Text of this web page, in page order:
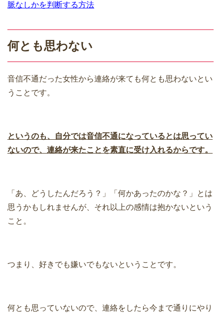
脈なしかを判断する方法
何とも思わない
音信不通だった女性から連絡が来ても何とも思わないとい
うことです。
というのも、自分では音信不通になっているとは思ってい
ないので、連絡が来たことを素直に受け入れるからです。
「あ、どうしたんだろう？」「何かあったのかな？」とは
思うかもしれませんが、それ以上の感情は抱かないという
こと。
つまり、好きでも嫌いでもないということです。
何とも思っていないので、連絡をしたら今まで通りにやり